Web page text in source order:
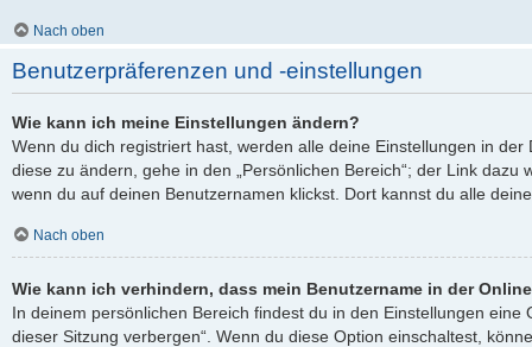
Nach oben
Benutzerpräferenzen und -einstellungen
Wie kann ich meine Einstellungen ändern?
Wenn du dich registriert hast, werden alle deine Einstellungen in
diese zu ändern, gehe in den „Persönlichen Bereich“; der Link dazu
wenn du auf deinen Benutzernamen klickst. Dort kannst du alle
Nach oben
Wie kann ich verhindern, dass mein Benutzername in der
In deinem persönlichen Bereich findest du in den Einstellungen eine
dieser Sitzung verbergen“. Wenn du diese Option einschaltest,